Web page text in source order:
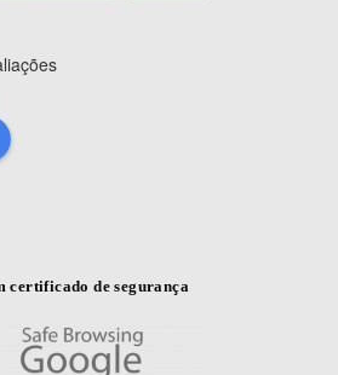
certificado de segurança